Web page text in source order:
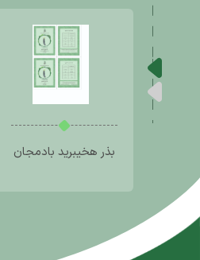
بذر هخیبرید بادمجان